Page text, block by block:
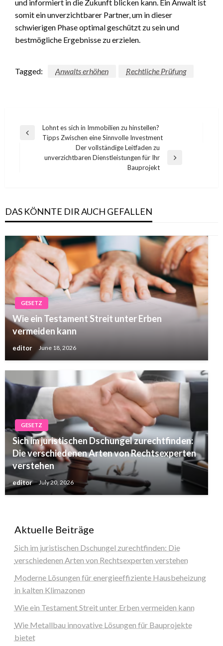
und informiert in die Zukunft blicken kann. Ein Anwalt ist
somit ein unverzichtbarer Partner, um in dieser
schwierigen Phase optimal geschützt zu sein und
bestmögliche Ergebnisse zu erzielen.
Tagged: Anwalts erhöhen Rechtliche Prüfung
Post
navigation
Previous
Lohnt es sich in Immobilien zu hinstellen?
Tipps Zwischen eine Sinnvolle Investment
Der vollständige Leitfaden zu
unverzichtbaren Dienstleistungen für Ihr
Bauprojekt
DAS KÖNNTE DIR AUCH GEFALLEN
GESETZ
Wie ein Testament Streit unter Erben
vermeiden kann
editor June 18, 2026
GESETZ
Sich im juristischen Dschungel zurechtfinden:
Die verschiedenen Arten von Rechtsexperten
verstehen
editor July 20, 2026
Aktuelle Beiträge
Sich im juristischen Dschungel zurechtfinden: Die
verschiedenen Arten von Rechtsexperten verstehen
Moderne Lösungen für energieeffiziente Hausbeheizung
in kalten Klimazonen
Wie ein Testament Streit unter Erben vermeiden kann
Wie Metallbau innovative Lösungen für Bauprojekte
bietet